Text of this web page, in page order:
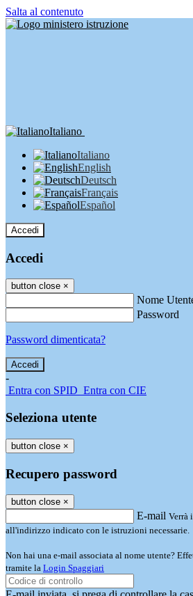
Salta al contenuto
Italiano
Italiano
English
Deutsch
Français
Español
Accedi
Accedi
button close ×
Nome
Password
Password dimenticata?
-
Entra con SPID Entra con CIE
Seleziona utente
button close ×
Recupero password
button close ×
E-mail Verrà
all'indirizzo indicato con le istruzioni necessarie.
Non hai una e-mail associata al nome utente?
tramite la Login Spaggiari